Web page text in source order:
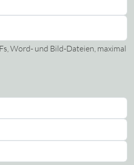
Word- und Bild-Dateien, maximal